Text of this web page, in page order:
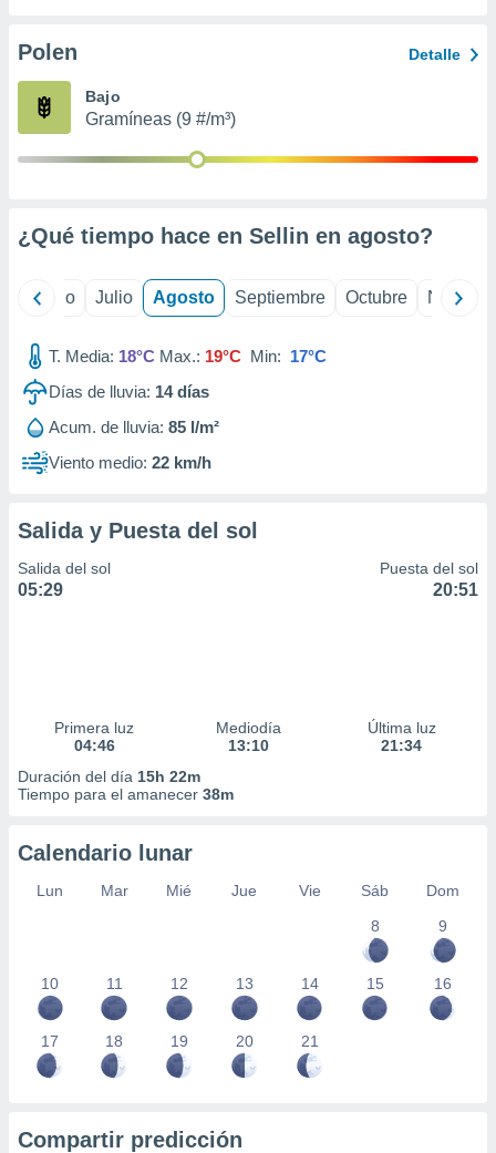
e
mediante
de
Polen Detalle
Bajo
Gramíneas (9 #/m³)
¿Qué tiempo hace en Sellin en agosto?
Junio Julio Agosto Septiembre Octubre
T. Media: 18°C Max.: 19°C Min: 17°C
Días de lluvia: 14días
Acum. de lluvia: 85 l/m²
Viento medio: 22 km/h
Salida y Puesta del sol
Salida del sol
05:29
Puesta del sol
20:51
Primera luz
04:46
Mediodía
13:10
Última luz
21:34
Duración del día 15h 22m
Tiempo para el amanecer 38m
Calendario lunar
Lun Mar Mié Jue Vie Sáb
Dom
8
9
10 11 12 13 14 15 16
17 18 19 20 21
Compartir predicción